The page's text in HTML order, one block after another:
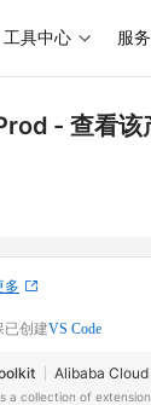
工具中心 服
- 查看该
多
已创建VS Code
Alibaba Cloud
a collection of